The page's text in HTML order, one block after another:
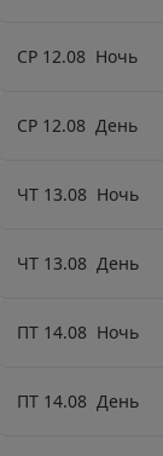
СР 12.08 Ночь
СР 12.08 День
ЧТ 13.08 Ночь
ЧТ 13.08 День
ПТ 14.08 Ночь
ПТ 14.08 День